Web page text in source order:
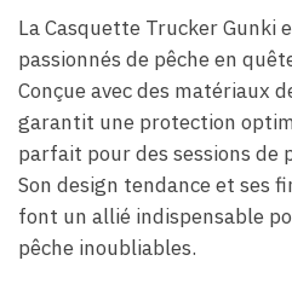
La Casquette Trucker Gunki
passionnés de pêche en
Conçue avec des matériaux
garantit une protection
parfait pour des sessions de
Son design tendance et ses
font un allié indispensable
pêche inoubliables.